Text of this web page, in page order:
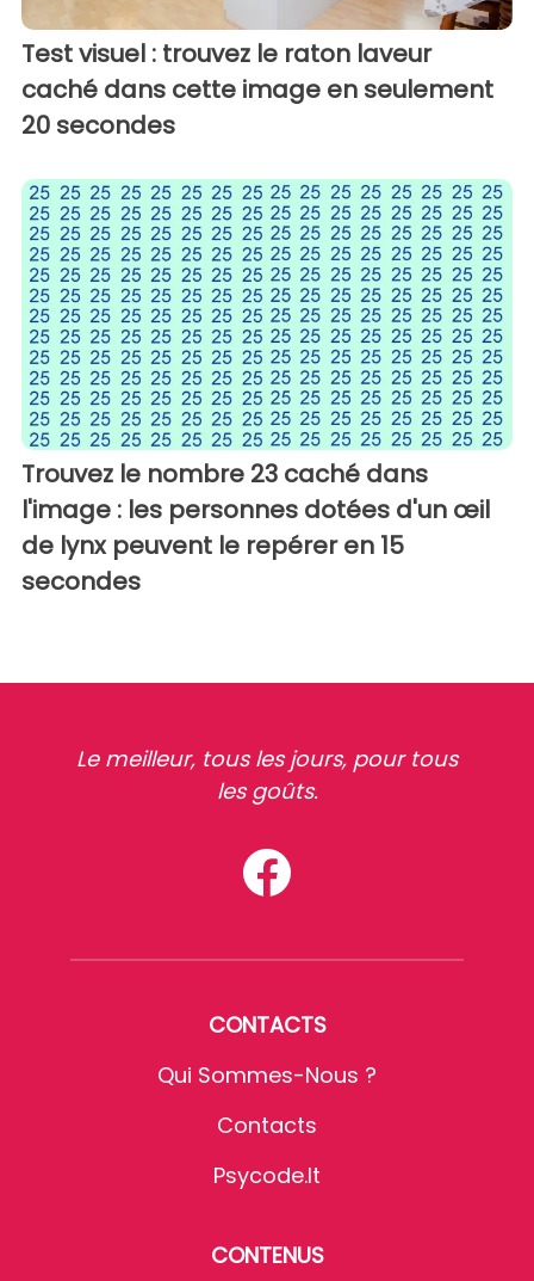
Test visuel : trouvez le raton laveur
caché dans cette image en seulement
20 secondes
Trouvez le nombre 23 caché dans
l'image : les personnes dotées d'un œil
de lynx peuvent le repérer en 15
secondes
Le meilleur, tous les jours, pour tous
les goûts.
CONTACTS
Qui Sommes-Nous ?
Contacts
Psycode.it
CONTENUS